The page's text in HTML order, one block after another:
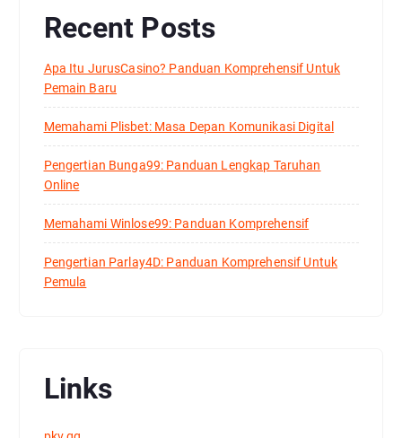
Recent Posts
Apa Itu JurusCasino? Panduan Komprehensif Untuk
Pemain Baru
Memahami Plisbet: Masa Depan Komunikasi Digital
Pengertian Bunga99: Panduan Lengkap Taruhan
Online
Memahami Winlose99: Panduan Komprehensif
Pengertian Parlay4D: Panduan Komprehensif Untuk
Pemula
Links